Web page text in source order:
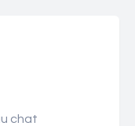
chat